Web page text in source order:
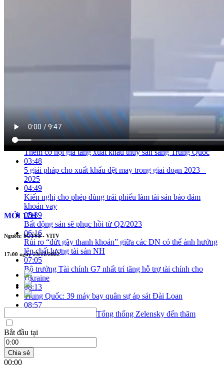
IMF: GDP bình quân Việt Nam sẽ vượt mốc 5 000 USD vào
Việt Nam trở thành cứ điểm sản xuất quan trọng của Samsung
02:35
Bộ TT&TT sẽ mạnh tay xử lý các vi phạm trên mạng Internet
trong năm 2023
03:06
Thêm cơ hội gia tăng xuất khẩu thủy sản sang Trung Quốc
03:48
5 giải pháp cho xuất khẩu dệt may trong giai đoạn 2023 –
2025
04:49
Kiến nghị cho phép dùng trái phiếu làm tài sản bảo đảm
khoản vay
05:39
Bất động sản sẽ phục hồi từ Q2/2023
06:16
Rủi ro “đứt gãy thanh khoản” giữa các DN có thể ảnh hưởng
lên chất lượng tài sản NH
07:05
Bộ trưởng Tài chính G7 nhất trí tăng hỗ trợ tài chính cho
Ukraine
08:13
Trung Quốc: 39 máy bay quân sự áp sát Đài Loan
08:57
Mỹ công bố lý do mời Tổng thống Zelensky đến thăm
MỚI 17H
Nguồn: SCTV8 - VITV
17:00 ngày 23/12/2022
Bắt đầu tại
Chia sẻ
00:00